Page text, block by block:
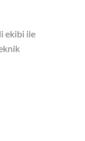
ekibi ile